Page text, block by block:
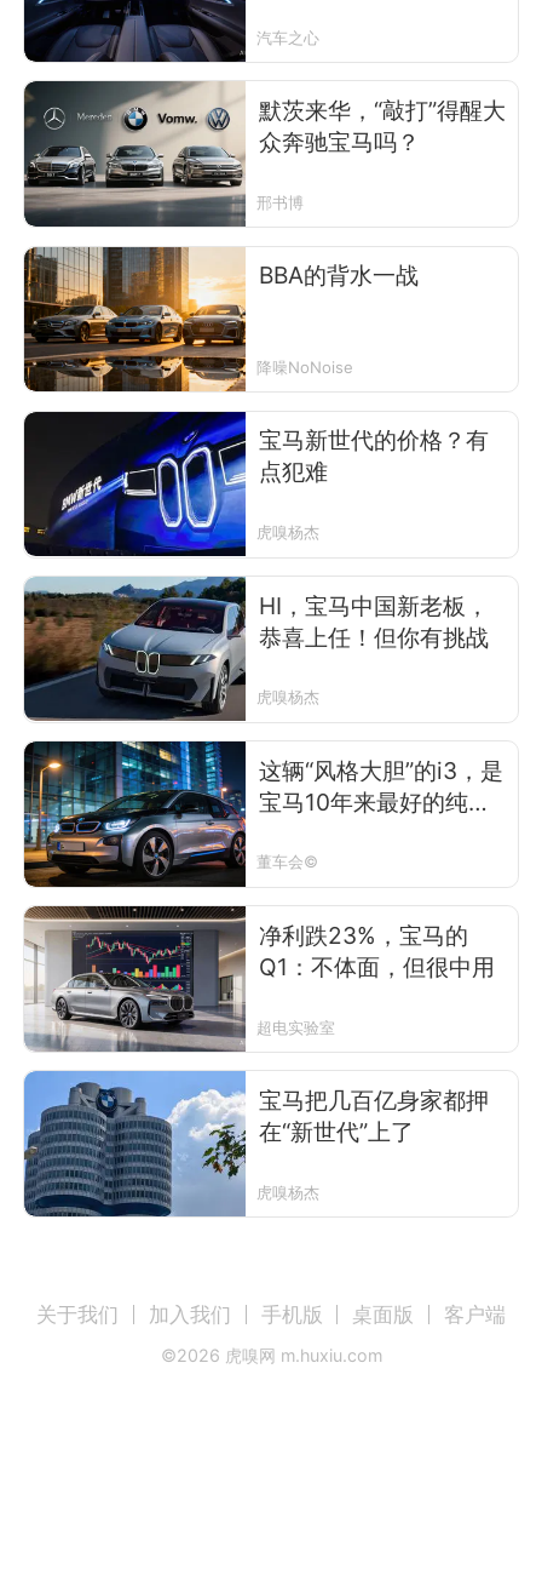
汽车之心
默茨来华，“敲打”得醒大
众奔驰宝马吗？
邢书博
BBA的背水一战
降噪NoNoise
宝马新世代的价格？有
点犯难
虎嗅杨杰
HI，宝马中国新老板，
恭喜上任！但你有挑战
虎嗅杨杰
这辆“风格大胆”的i3，是
宝马10年来最好的纯电
董车会©
净利跌23%，宝马的
Q1：不体面，但很中用
超电实验室
宝马把几百亿身家都押
在“新世代”上了
虎嗅杨杰
关于我们 加入我们 手机版 桌面版 客户端
©2026 虎嗅网 m.huxiu.com